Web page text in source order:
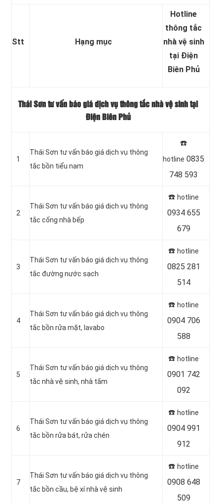
Stt Hạng mục
Hotline
thông tắc
nhà vệ sinh
tại Điện
Biên Phủ
Thái Sơn tư vấn báo giá dịch vụ thông tắc nhà vệ sinh tại
Điện Biên Phủ
1
Thái Sơn tư vấn báo giá dịch vụ thông
tắc bồn tiểu nam
☎️
hotline 0835
748 593
2
Thái Sơn tư vấn báo giá dịch vụ thông
tắc cống nhà bếp
☎️ hotline
0934 655
679
3
Thái Sơn tư vấn báo giá dịch vụ thông
tắc đường nước sạch
☎️ hotline
0825 281
514
4
Thái Sơn tư vấn báo giá dịch vụ thông
tắc bồn rửa mặt, lavabo
☎️ hotline
0904 706
588
5
Thái Sơn tư vấn báo giá dịch vụ thông
tắc nhà vệ sinh, nhà tắm
☎️ hotline
0901 742
092
6
Thái Sơn tư vấn báo giá dịch vụ thông
tắc bồn rửa bát, rửa chén
☎️ hotline
0904 991
912
7
Thái Sơn tư vấn báo giá dịch vụ thông
tắc bồn cầu, bệ xí nhà vệ sinh
☎️ hotline
0908 648
509